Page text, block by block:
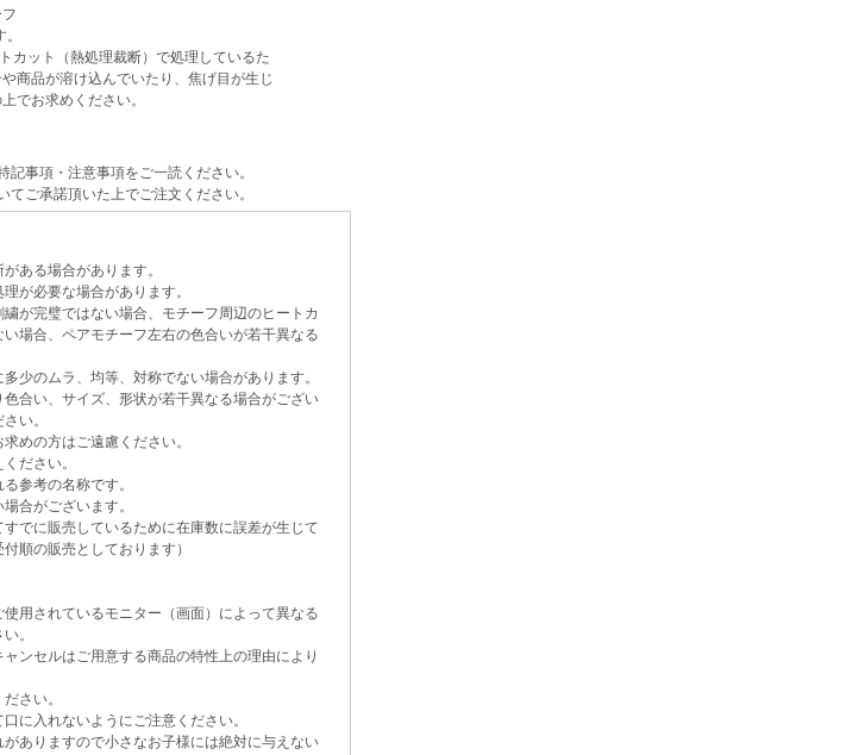
カット（熱処理裁断）で処理しているた
商品が溶け込んでいたり、焦げ目が生じ
でお求めください。
記事項・注意事項をご一読ください。
ご承諾頂いた上でご注文ください。
ある場合があります。
必要な場合があります。
が完璧ではない場合、モチーフ周辺のヒートカ
合、ペアモチーフ左右の色合いが若干異なる
少のムラ、均等、対称でない場合があります。
い、サイズ、形状が若干異なる場合がござい
い。
めの方はご遠慮ください。
ださい。
参考の名称です。
場合がございます。
に販売しているために在庫数に誤差が生じて
の販売としております）
用されているモニター（画面）によって異なる
。
ンセルはご用意する商品の特性上の理由により
さい。
に入れないようにご注意ください。
ありますので小さなお子様には絶対に与えない